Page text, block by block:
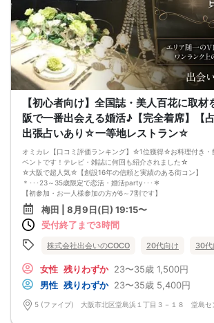
お願い申し上げます。
当日は皆さんで楽しみましょう(^^)♫
■中止判断のタイミングは
当日の17:00
■最低遂行人数2-2
■割引予約や無料招待枠であっても
キャンセルした場合は、
正規のキャンセル料金を頂きますので
ご注意下さいませ。
【初心者向け】全国誌・美人百花に取材
阪で一番出会える婚活♪【完全着席】【占
出張占いあり☆一等地レストラン☆
オミカレ【口コミ評価ランキング】☆1位獲得☆お料理付き・
ベントです！テレビ・雑誌に何回も紹介されました☆
☆大阪で超人気☆【創設16年の信頼と実績のある街コン】
＊･･･23～35歳限定で恋活・婚活party･･･＊
【初参加・お一人様参加の方が6～7割です】
安心してご参加ください♪
お一人様でも気軽に参加できるparty☆
当たる！と有名な女性占い師による【オラクルカード占い】
す。占い師歴50年間の方です！
ートします♪
☆梅田【洗練された大人の空間】優雅に貸切！恋活パーティ
エリア随一のVIPデザイナーズ空間☆ワンランク上の洗練され
■□完全着席♪MCによる席がえあり！ 結婚式の二次会の有
梅田 | 8月9日(日) 19:15〜
受付終了まで3時間
株式会社出会いのCOCO 20代向け 30代
女性 残りわずか 23〜35歳 1,500円
男性 残りわずか 23〜35歳 5,400円